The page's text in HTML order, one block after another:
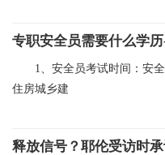
专职安全员需要什么学
1、安全员考试时间：安
住房城乡建